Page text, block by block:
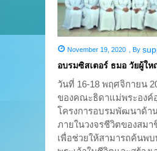
November 19, 2020 By
อบรมซิสเตอร์ ธมอ วัยผู้ใ
วันที่ 16-18 พฤศจิกายน
ของคณะธิดาแม่พระองค์
โครงการอบรมพัฒนาด้า
ภายในวงจรชีวิตของสมา
เพื่อช่วยให้สามารถค้นพ